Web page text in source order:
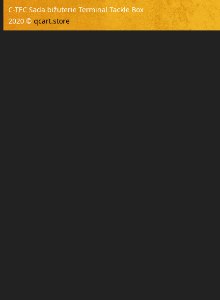
C-TEC Sada bižuterie Terminal Tackle Box
2020 © qcart.store